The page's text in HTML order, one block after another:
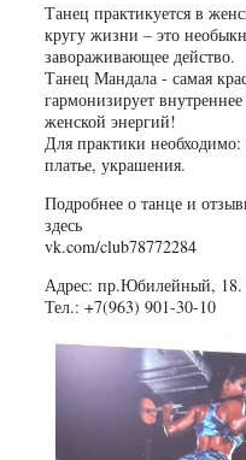
Танец практикуется в
кругу жизни – это
завораживающее действо.
Танец Мандала - самая
гармонизирует
женской энергий!
Для практики
платье, украшения.
Подробнее о танце и
здесь
vk.com/club78772284
Адрес: пр.Юбилейный,
Тел.: +7(963) 901-30-10